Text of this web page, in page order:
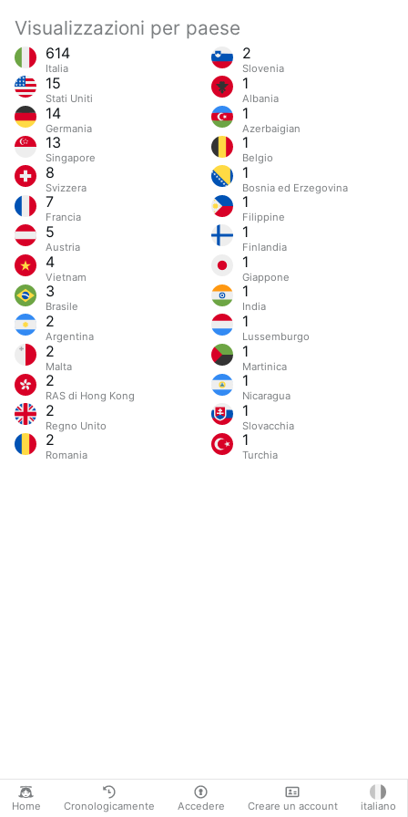
Home Cronologicamente Accedere Creare un account italiano
Visualizzazioni per paese
614
Italia
15
Stati Uniti
14
Germania
13
Singapore
8
Svizzera
7
Francia
5
Austria
4
Vietnam
3
Brasile
2
Argentina
2
Malta
2
RAS di Hong Kong
2
Regno Unito
2
Romania
2
Slovenia
1
Albania
1
Azerbaigian
1
Belgio
1
Bosnia ed Erzegovina
1
Filippine
1
Finlandia
1
Giappone
1
India
1
Lussemburgo
1
Martinica
1
Nicaragua
1
Slovacchia
1
Turchia